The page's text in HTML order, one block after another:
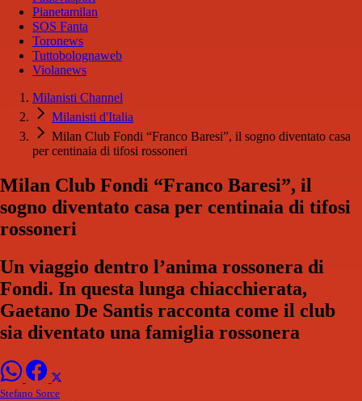
Pianetamilan
SOS Fanta
Toronews
Tuttobolognaweb
Violanews
Milanisti Channel
Milanisti d'Italia
Milan Club Fondi “Franco Baresi”, il sogno diventato casa
per centinaia di tifosi rossoneri
Milan Club Fondi “Franco Baresi”, il
sogno diventato casa per centinaia di tifosi
rossoneri
Un viaggio dentro l’anima rossonera di
Fondi. In questa lunga chiacchierata,
Gaetano De Santis racconta come il club
sia diventato una famiglia rossonera
Stefano Sorce